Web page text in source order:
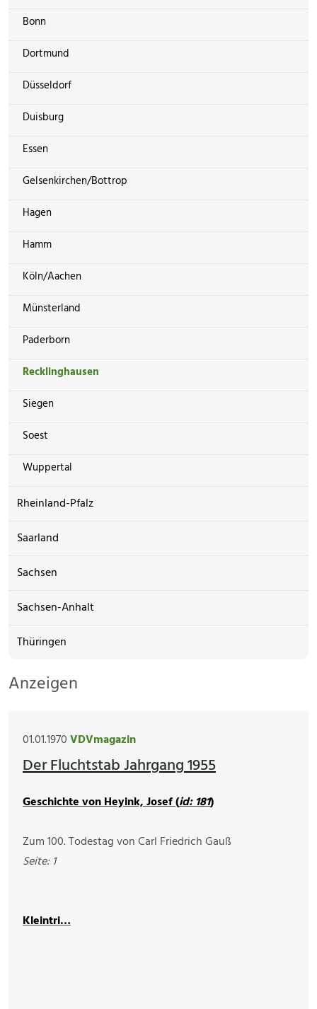
Bonn
Dortmund
Düsseldorf
Duisburg
Essen
Gelsenkirchen/Bottrop
Hagen
Hamm
Köln/Aachen
Münsterland
Paderborn
Recklinghausen
Siegen
Soest
Wuppertal
Rheinland-Pfalz
Saarland
Sachsen
Sachsen-Anhalt
Thüringen
Anzeigen
01.01.1970VDVmagazin
Der Fluchtstab Jahrgang 1955
Geschichte von Heyink, Josef (id: 181)
Zum 100. Todestag von Carl Friedrich Gauß
Seite: 1
Kleintri…